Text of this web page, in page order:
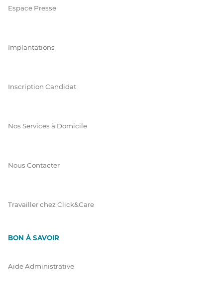
Espace Presse
Implantations
Inscription Candidat
Nos Services à Domicile
Nous Contacter
Travailler chez Click&Care
BON À SAVOIR
Aide Administrative